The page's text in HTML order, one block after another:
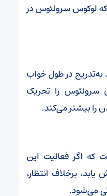
لوکوس سرولئوس در
در طول خواب
سرولئوس را تحریک
را بیشتر می‌کند.
که اگر فعالیت این
برخلاف انتظار،
می‌شود.